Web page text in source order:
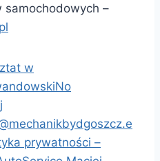
samochodowych –
w
No
prywatności –